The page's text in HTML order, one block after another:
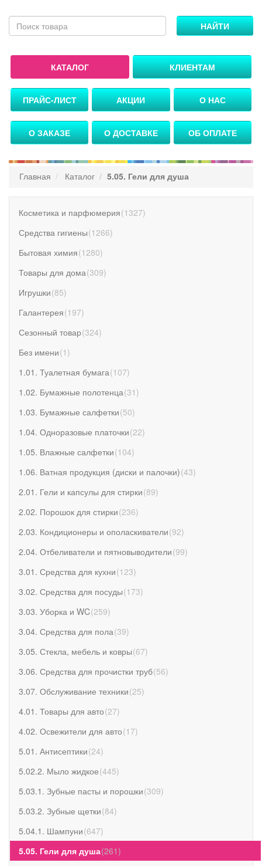
НАЙТИ
КАТАЛОГ КЛИЕНТАМ
ПРАЙС-ЛИСТ АКЦИИ О НАС
О ЗАКАЗЕ О ДОСТАВКЕ ОБ ОПЛАТЕ
Главная Каталог 5.05. Гели для душа
Косметика и парфюмерия(1327)
Средства гигиены(1266)
Бытовая химия(1280)
Товары для дома(309)
Игрушки(85)
Галантерея(197)
Сезонный товар(324)
Без имени(1 )
1.01. Туалетная бумага(107)
1.02. Бумажные полотенца(31 )
1.03. Бумажные салфетки(50)
1.04. Одноразовые платочки(22)
1.05. Влажные салфетки(104)
1.06. Ватная продукция (диски и палочки)(43)
2.01. Гели и капсулы для стирки(89)
2.02. Порошок для стирки(236)
2.03. Кондиционеры и ополаскиватели(92)
2.04. Отбеливатели и пятновыводители(99)
3.01. Средства для кухни(123)
3.02. Средства для посуды(173)
3.03. Уборка и WC(259)
3.04. Средства для пола(39)
3.05. Стекла, мебель и ковры(67)
3.06. Средства для прочистки труб(56)
3.07. Обслуживание техники(25)
4.01. Товары для авто(27)
4.02. Освежители для авто(17)
5.01. Антисептики(24)
5.02.2. Мыло жидкое(445)
5.03.1. Зубные пасты и порошки(309)
5.03.2. Зубные щетки(84)
5.04.1. Шампуни(647)
5.05. Гели для душа(261)